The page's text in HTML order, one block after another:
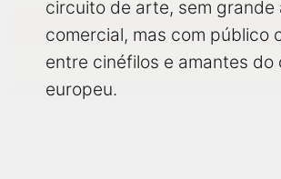
circuito de arte, sem grande
comercial, mas com público
entre cinéfilos e amantes do
europeu.